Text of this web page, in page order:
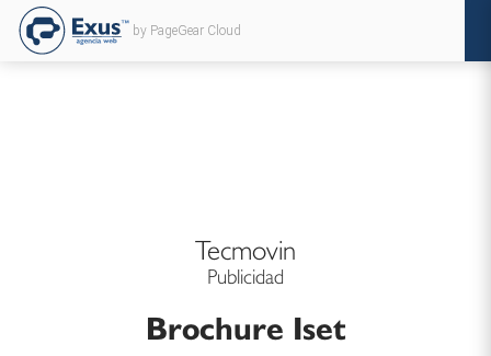
by PageGear Cloud
Tecmovin
Publicidad
Brochure Iset